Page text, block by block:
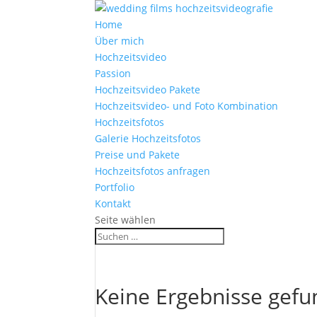
Home
Über mich
Hochzeitsvideo
Passion
Hochzeitsvideo Pakete
Hochzeitsvideo- und Foto Kombination
Hochzeitsfotos
Galerie Hochzeitsfotos
Preise und Pakete
Hochzeitsfotos anfragen
Portfolio
Kontakt
Seite wählen
Keine Ergebnisse